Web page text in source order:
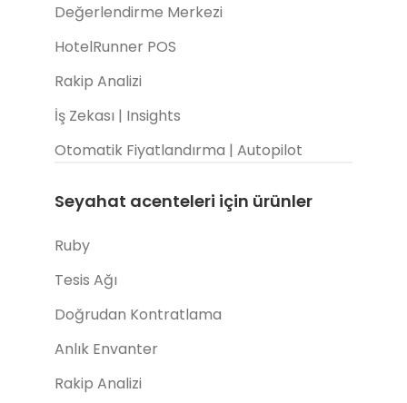
Değerlendirme Merkezi
HotelRunner POS
Rakip Analizi
İş Zekası | Insights
Otomatik Fiyatlandırma | Autopilot
Seyahat acenteleri için ürünler
Ruby
Tesis Ağı
Doğrudan Kontratlama
Anlık Envanter
Rakip Analizi